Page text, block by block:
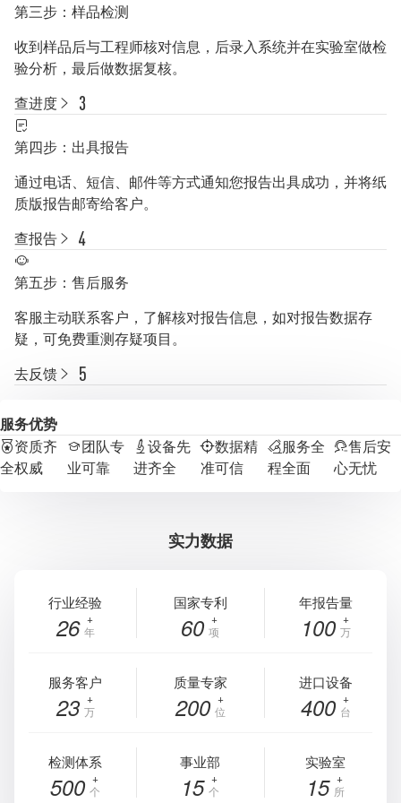
第三步：样品检测
收到样品后与工程师核对信息，后录入系统并在实验室做检
验分析，最后做数据复核。
查进度
第四步：出具报告
通过电话、短信、邮件等方式通知您报告出具成功，并将纸
质版报告邮寄给客户。
查报告
第五步：售后服务
客服主动联系客户，了解核对报告信息，如对报告数据存
疑，可免费重测存疑项目。
去反馈
服务优势
资质齐
全权威
团队专
业可靠
设备先
进齐全
数据精
准可信
服务全
程全面
售后安
心无忧
实力数据
行业经验
26 年
国家专利
60 项
年报告量
100 万
服务客户
23 万
质量专家
200 位
进口设备
400 台
检测体系
500 个
事业部
15 个
实验室
15 所